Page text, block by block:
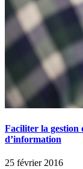
Faciliter la gestion
d’information
25 février 2016